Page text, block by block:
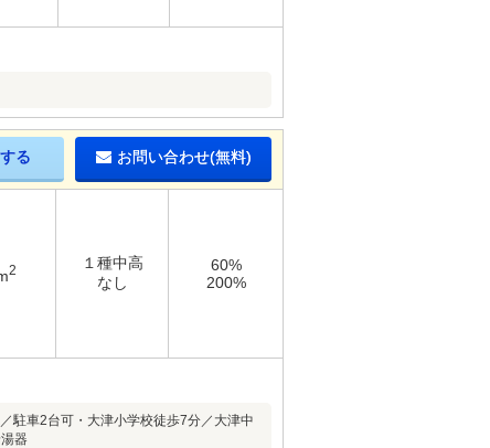
る お問い合わせ(無料)
2
１種中高
なし
60%
200%
駐車2台可・大津小学校徒歩7分／大津中
器